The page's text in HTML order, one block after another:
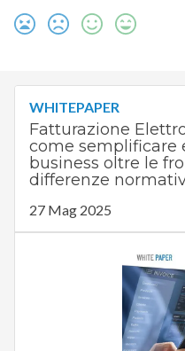
WHITEPAPER
Fatturazione
come semplificare
business oltre le
differenze
27 Mag 2025